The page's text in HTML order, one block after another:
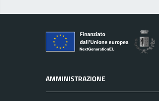
AMMINISTRAZIONE